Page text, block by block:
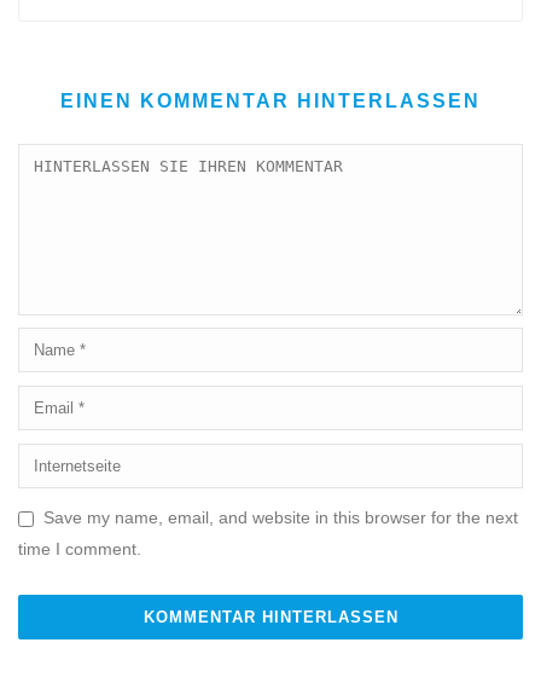
EINEN KOMMENTAR HINTERLASSEN
Save my name, email, and website in this browser for the next
time I comment.